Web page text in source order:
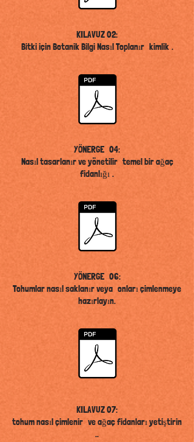
KILAVUZ 02:
Bitki için Botanik Bilgi Nasıl Toplanır kimlik .
YÖNERGE 04:
Nasıl tasarlanır ve yönetilir temel bir ağaç
fidanlığı .
YÖNERGE 06:
Tohumlar nasıl saklanır veya onları çimlenmeye
hazırlayın.
KILAVUZ 07:
tohum nasıl çimlenir ve ağaç fidanları yetiştirin
..